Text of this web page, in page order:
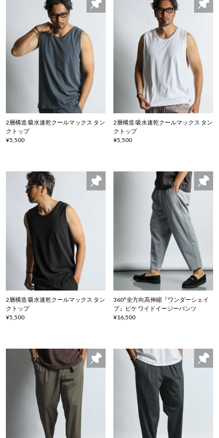
2層構造 吸水速乾クールマックス タン
クトップ
¥5,500
2層構造 吸水速乾クールマックス タン
クトップ
¥5,500
2層構造 吸水速乾クールマックス タン
クトップ
¥5,500
360°全方向高伸縮『ワンダーシェイ
プ』ピケ ワイドイージーパンツ
¥16,500